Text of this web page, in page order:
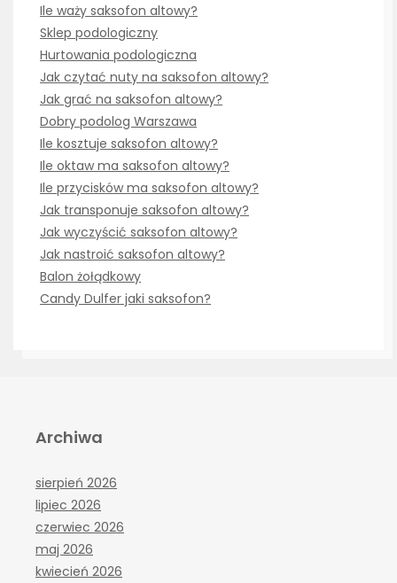
Ile waży saksofon altowy?
Sklep podologiczny
Hurtowania podologiczna
Jak czytać nuty na saksofon altowy?
Jak grać na saksofon altowy?
Dobry podolog Warszawa
Ile kosztuje saksofon altowy?
Ile oktaw ma saksofon altowy?
Ile przycisków ma saksofon altowy?
Jak transponuje saksofon altowy?
Jak wyczyścić saksofon altowy?
Jak nastroić saksofon altowy?
Balon żołądkowy
Candy Dulfer jaki saksofon?
Archiwa
sierpień 2026
lipiec 2026
czerwiec 2026
maj 2026
kwiecień 2026